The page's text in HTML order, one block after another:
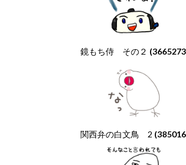
鏡もち侍 その２
関西弁の白文鳥 2